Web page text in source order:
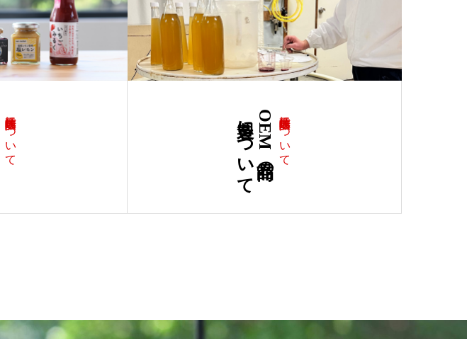
江崎酢醸造元について 江崎酢醸造元について
OEM商品の
製造について